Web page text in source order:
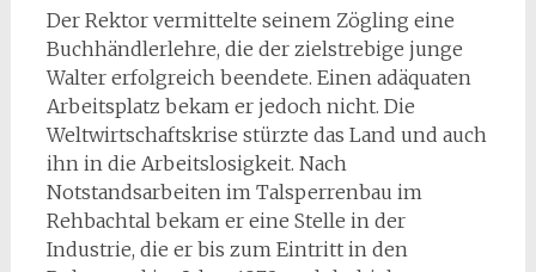
Der Rektor vermittelte seinem Zögling eine
Buchhändlerlehre, die der zielstrebige junge
Walter erfolgreich beendete. Einen adäquaten
Arbeitsplatz bekam er jedoch nicht. Die
Weltwirtschaftskrise stürzte das Land und auch
ihn in die Arbeitslosigkeit. Nach
Notstandsarbeiten im Talsperrenbau im
Rehbachtal bekam er eine Stelle in der
Industrie, die er bis zum Eintritt in den